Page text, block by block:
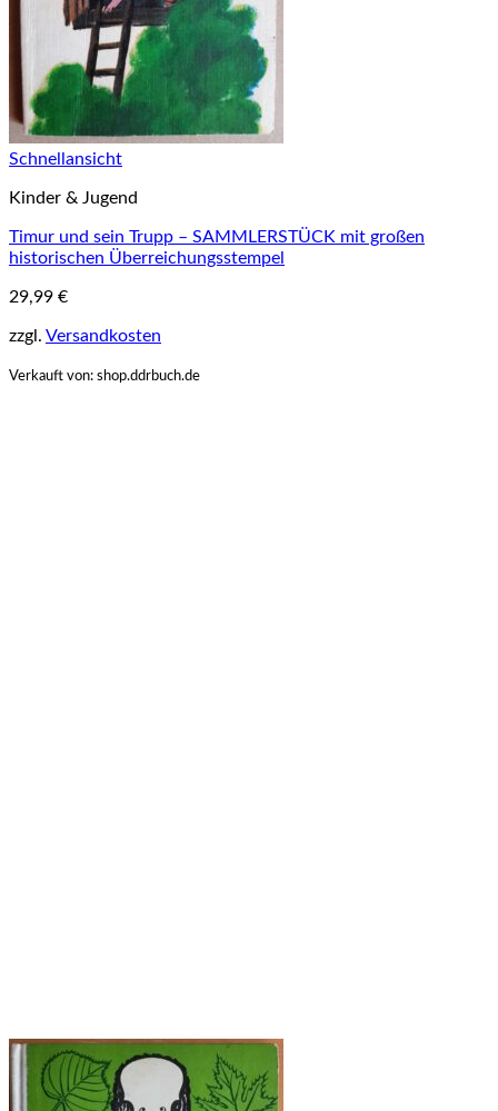
Schnellansicht
Kinder & Jugend
Timur und sein Trupp – SAMMLERSTÜCK mit großen
historischen Überreichungsstempel
29,99 €
zzgl. Versandkosten
Verkauft von: shop.ddrbuch.de